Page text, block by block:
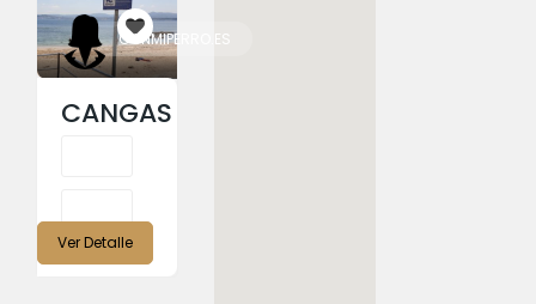
CONMIPERRO.ES
CANGAS
Ver Detalle